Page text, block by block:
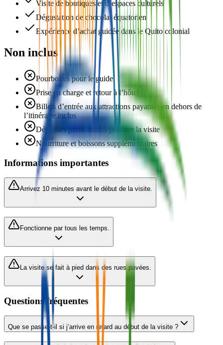
Visite de boutiques et d’espaces culturels
Dégustation de chocolat équatorien
Expérience d’achat guidée dans le Quito colonial
Non inclus
Pourboires pour le guide
Prise en charge et retour à l’hôtel
Billets d’entrée aux attractions payantes en dehors de
l’itinéraire inclus
Dépenses personnelles pendant la visite
Nourriture et boissons supplémentaires
Informations importantes
Arrivez 10 minutes avant le début de la visite.
Fonctionne par tous les temps.
La visite se fait à pied dans des rues pavées.
Questions fréquentes
Que se passe-t-il si j’arrive en retard au début de la visite ?